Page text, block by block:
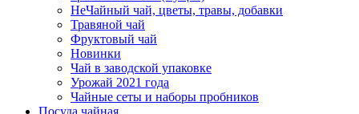
НеЧайный чай, цветы, травы, добавки
Травяной чай
Фруктовый чай
Новинки
Чай в заводской упаковке
Урожай 2021 года
Чайные сеты и наборы пробников
Посуда чайная